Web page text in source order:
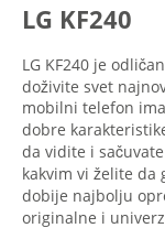
LG KF240
LG KF240 je
doživite svet
mobilni telefon
dobre
da vidite i
kakvim vi želite da
dobije najbolju
originalne i